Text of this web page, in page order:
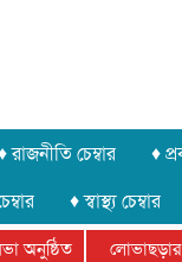
রাজনীতি চেম্বার ♦
♦ স্বাস্থ্য চেম্বার
লোভাছড়ার